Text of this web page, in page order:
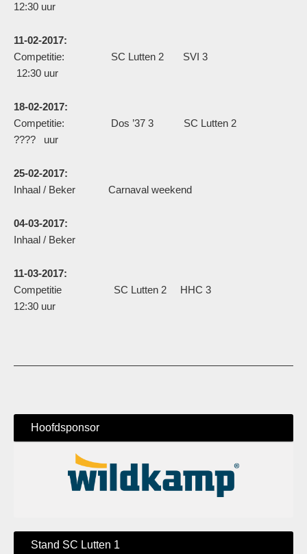
12:30 uur
11-02-2017:
Competitie: SC Lutten 2 SVI 3
12:30 uur
18-02-2017:
Competitie: Dos ’37 3 SC Lutten 2
???? uur
25-02-2017:
Inhaal / Beker Carnaval weekend
04-03-2017:
Inhaal / Beker
11-03-2017:
Competitie SC Lutten 2 HHC 3
12:30 uur
Hoofdsponsor
Stand SC Lutten 1